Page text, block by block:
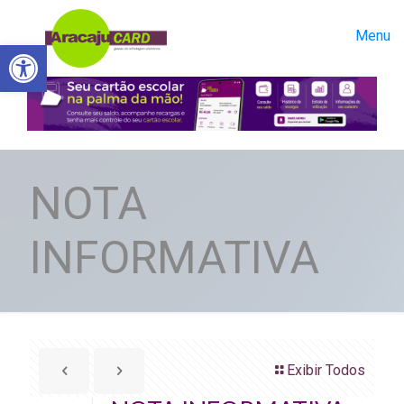
Abrir a barra de ferramentas
Menu
NOTA
INFORMATIVA
Exibir Todos